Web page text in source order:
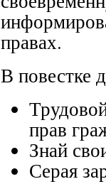
правах.
В повестке
прав
Знай
Серая